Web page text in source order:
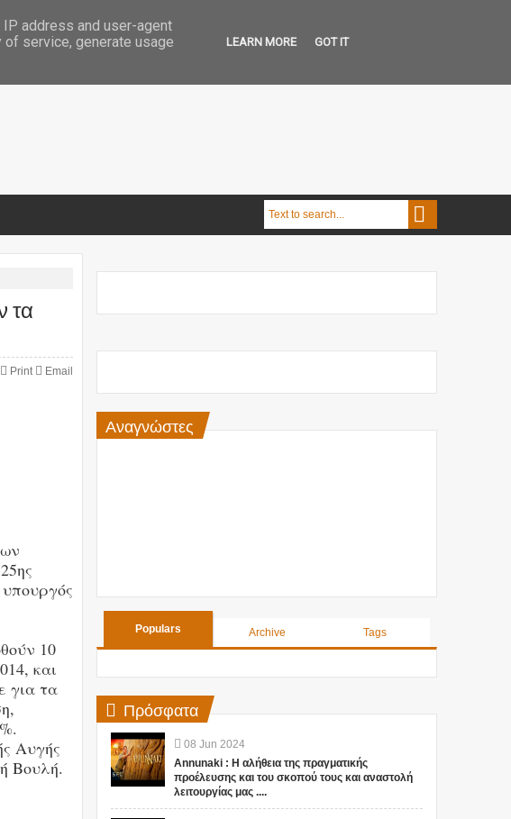
τα
Print Email
10
και
για τα
Αυγής
Βουλή.
Αναγνώστες
Populars Archive Tags
Πρόσφατα
08 Jun 2024
Annunaki : Η αλήθεια της πραγματικής
προέλευσης και του σκοπού τους και αναστολή
λειτουργίας μας ....
address and user-agent
service, generate usage
LEARN MORE GOT IT